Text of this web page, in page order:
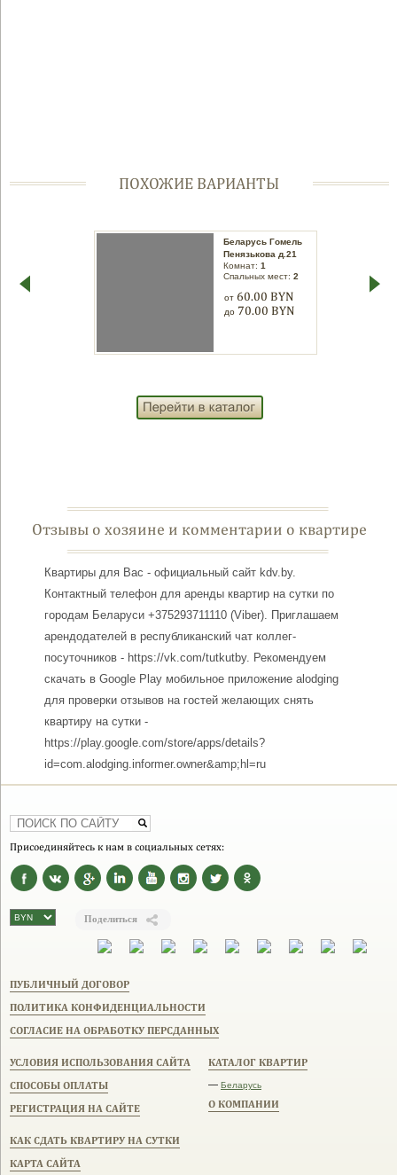
ПОХОЖИЕ ВАРИАНТЫ
Спальных мест:
60.00 BYN
Беларусь Гомель
Пенязькова д.21
Комнат: 1
Спальных мест: 2
от 60.00 BYN
до 70.00 BYN
Отзывы о хозяине и комментарии о квартире
Квартиры для Вас - официальный сайт kdv.by.
Контактный телефон для аренды квартир на сутки по
городам Беларуси +375293711110 (Viber). Приглашаем
арендодателей в республиканский чат коллег-
посуточников - https://vk.com/tutkutby. Рекомендуем
скачать в Google Play мобильное приложение alodging
для проверки отзывов на гостей желающих снять
квартиру на сутки -
https://play.google.com/store/apps/details?
id=com.alodging.informer.owner&amp;hl=ru
Присоединяйтесь к нам в социальных сетях:
Поделиться
ПУБЛИЧНЫЙ ДОГОВОР
ПОЛИТИКА КОНФИДЕНЦИАЛЬНОСТИ
СОГЛАСИЕ НА ОБРАБОТКУ ПЕРСДАННЫХ
УСЛОВИЯ ИСПОЛЬЗОВАНИЯ САЙТА
СПОСОБЫ ОПЛАТЫ
РЕГИСТРАЦИЯ НА САЙТЕ
КАТАЛОГ КВАРТИР
— Беларусь
О КОМПАНИИ
КАК СДАТЬ КВАРТИРУ НА СУТКИ
КАРТА САЙТА